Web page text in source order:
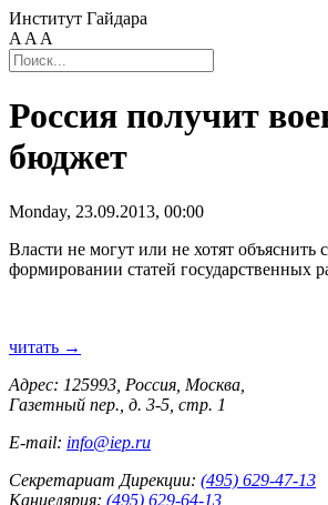
Институт Гайдара
A A A
Россия получит
бюджет
Monday, 23.09.2013, 00:00
Власти не могут или не хотят объяснить
формировании статей государственных
читать →
Адрес: 125993, Россия, Москва,
Газетный пер., д. 3-5, стр. 1
E-mail: info@iep.ru
Секретариат Дирекции: (495) 629-47-13
Канцелярия: (495) 629-64-13